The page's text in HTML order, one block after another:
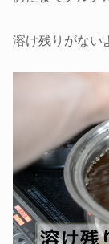
溶け残りがない